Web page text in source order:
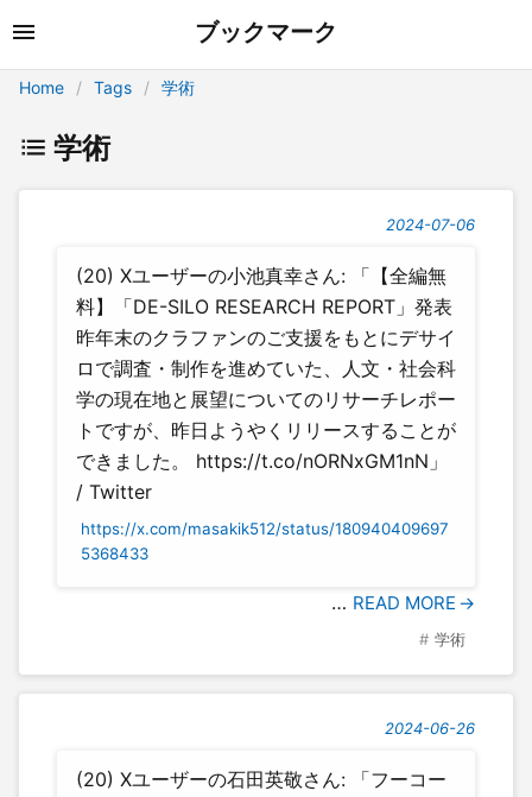
ブックマーク
Home Tags 学術
学術
2024-07-06
(20) Xユーザーの小池真幸さん: 「【全編無
料】「DE-SILO RESEARCH REPORT」発表
昨年末のクラファンのご支援をもとにデサイ
ロで調査・制作を進めていた、人文・社会科
学の現在地と展望についてのリサーチレポー
トですが、昨日ようやくリリースすることが
できました。 https://t.co/nORNxGM1nN」
/ Twitter
https://x.com/masakik512/status/180940409697
5368433
… READ MORE
学術
2024-06-26
(20) Xユーザーの石田英敬さん: 「フーコー